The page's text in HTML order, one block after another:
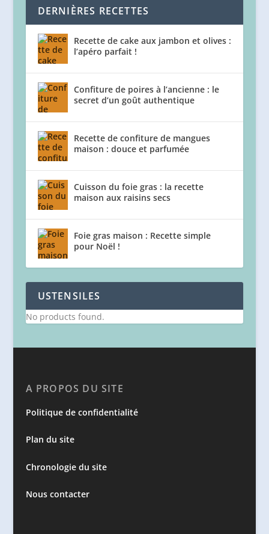
DERNIÈRES RECETTES
Recette de cake aux jambon et olives :
l’apéro parfait !
Confiture de poires à l’ancienne : le
secret d’un goût authentique
Recette de confiture de mangues
maison : douce et parfumée
Cuisson du foie gras : la recette
maison aux raisins secs
Foie gras maison : Recette simple
pour Noël !
USTENSILES
No products found.
A PROPOS DU SITE
Politique de confidentialité
Plan du site
Chronologie du site
Nous contacter